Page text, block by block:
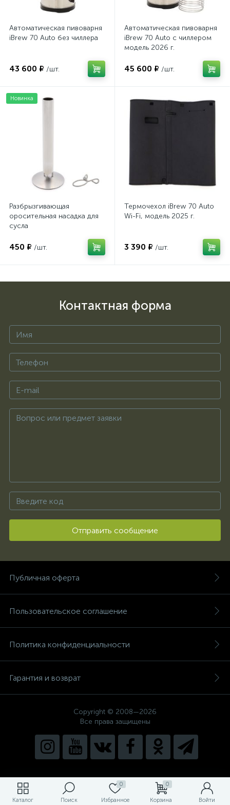
Каталог Поиск
0
Избранное
0
Корзина Войти
Автоматическая пивоварня
iBrew 70 Auto без чиллера
43 600 ₽ /шт.
Автоматическая пивоварня
iBrew 70 Auto с чиллером
модель 2026 г.
45 600 ₽ /шт.
Новинка
Разбрызгивающая
оросительная насадка для
сусла
450 ₽ /шт.
Термочехол iBrew 70 Auto
Wi-Fi, модель 2025 г.
3 390 ₽ /шт.
Контактная форма
Отправить сообщение
Публичная оферта
Пользовательское соглашение
Политика конфиденциальности
Гарантия и возврат
Copyright © 2008—2026
Все права защищены